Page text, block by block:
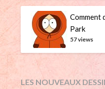
Comment
Park
57 views
LES NOUVEAUX